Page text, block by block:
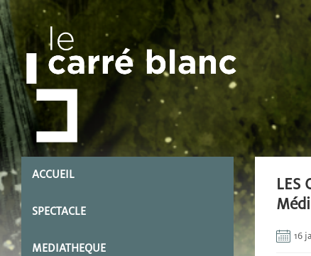
LES
16
ACCUEIL
SPECTACLE
MEDIATHEQUE